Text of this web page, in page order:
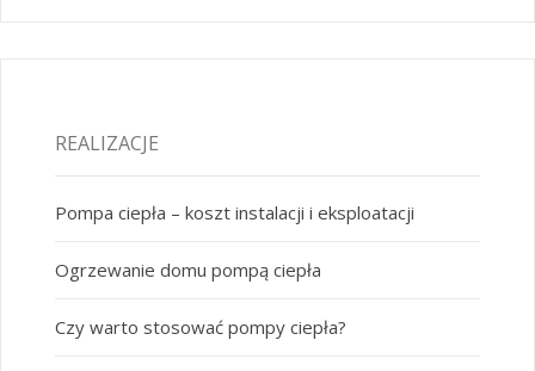
REALIZACJE
Pompa ciepła – koszt instalacji i eksploatacji
Ogrzewanie domu pompą ciepła
Czy warto stosować pompy ciepła?